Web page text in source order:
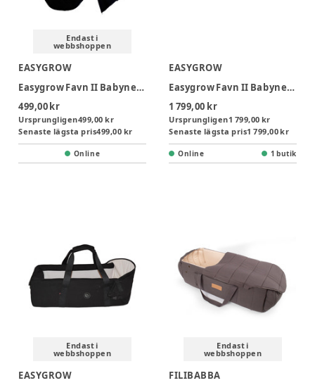
Endast i
webbshoppen
EASYGROW
Easygrow Favn II Babynest Sufflett - Black
499,00 kr
Ursprungligen499,00 kr
Senaste lägsta pris499,00 kr
Online
EASYGROW
Easygrow Favn II Babynest - Sand
1 799,00 kr
Ursprungligen1 799,00 kr
Senaste lägsta pris1 799,00 kr
Online 1 butik
Endast i
webbshoppen
EASYGROW
Endast i
webbshoppen
FILIBABBA